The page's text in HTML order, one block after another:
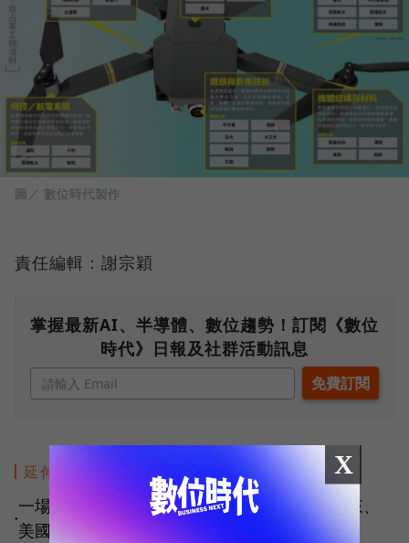
圖／ 數位時代製作
責任編輯：謝宗穎
掌握最新AI、半導體、數位趨勢！訂閱《數位
時代》日報及社群活動訊息
延伸閱讀
●
一場無人機技術叫戰，看出大商機！台灣創未來、
美國Anduril都在開火的軍工國防戰場
X